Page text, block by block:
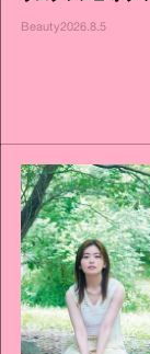
Beauty2026.8.5